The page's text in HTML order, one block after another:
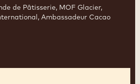
de Pâtisserie, MOF Glacier,
Ambassadeur Cacao